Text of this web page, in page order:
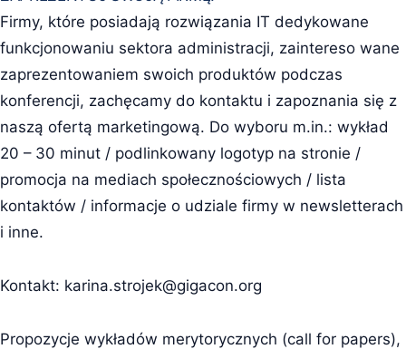
Firmy, które posiadają rozwiązania IT dedykowane
funkcjonowaniu sektora administracji, zaintereso wane
zaprezentowaniem swoich produktów podczas
konferencji, zachęcamy do kontaktu i zapoznania się z
naszą ofertą marketingową. Do wyboru m.in.: wykład
20 – 30 minut / podlinkowany logotyp na stronie /
promocja na mediach społecznościowych / lista
kontaktów / informacje o udziale firmy w newsletterach
i inne.
Kontakt: karina.strojek@gigacon.org
Propozycje wykładów merytorycznych (call for papers),